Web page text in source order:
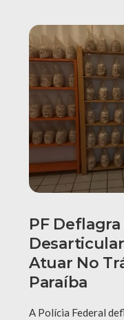
PF
Atuar No
Paraíba
A Polícia Federal